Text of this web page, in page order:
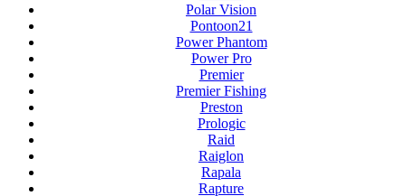
Polar Vision
Pontoon21
Power Phantom
Power Pro
Premier
Premier Fishing
Preston
Prologic
Raid
Raiglon
Rapala
Rapture